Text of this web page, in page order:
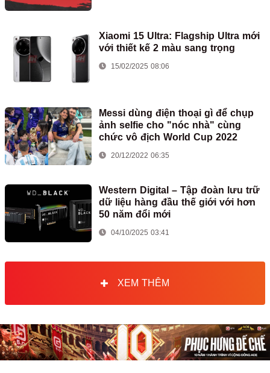
Xiaomi 15 Ultra: Flagship Ultra mới
với thiết kế 2 màu sang trọng
15/02/2025 08:06
Messi dùng điện thoại gì để chụp
ảnh selfie cho "nóc nhà" cùng
chức vô địch World Cup 2022
20/12/2022 06:35
Western Digital – Tập đoàn lưu trữ
dữ liệu hàng đầu thế giới với hơn
50 năm đổi mới
04/10/2025 03:41
XEM THÊM